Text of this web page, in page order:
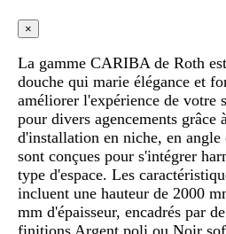
×
La gamme CARIBA de Roth
douche qui marie élégance et
améliorer l'expérience de votre
pour divers agencements grâce
d'installation en niche, en angle
sont conçues pour s'intégrer
type d'espace. Les
incluent une hauteur de 2000
mm d'épaisseur, encadrés par
finitions Argent poli ou Noir